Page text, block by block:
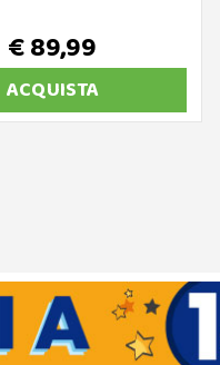
€ 89,99
ACQUISTA